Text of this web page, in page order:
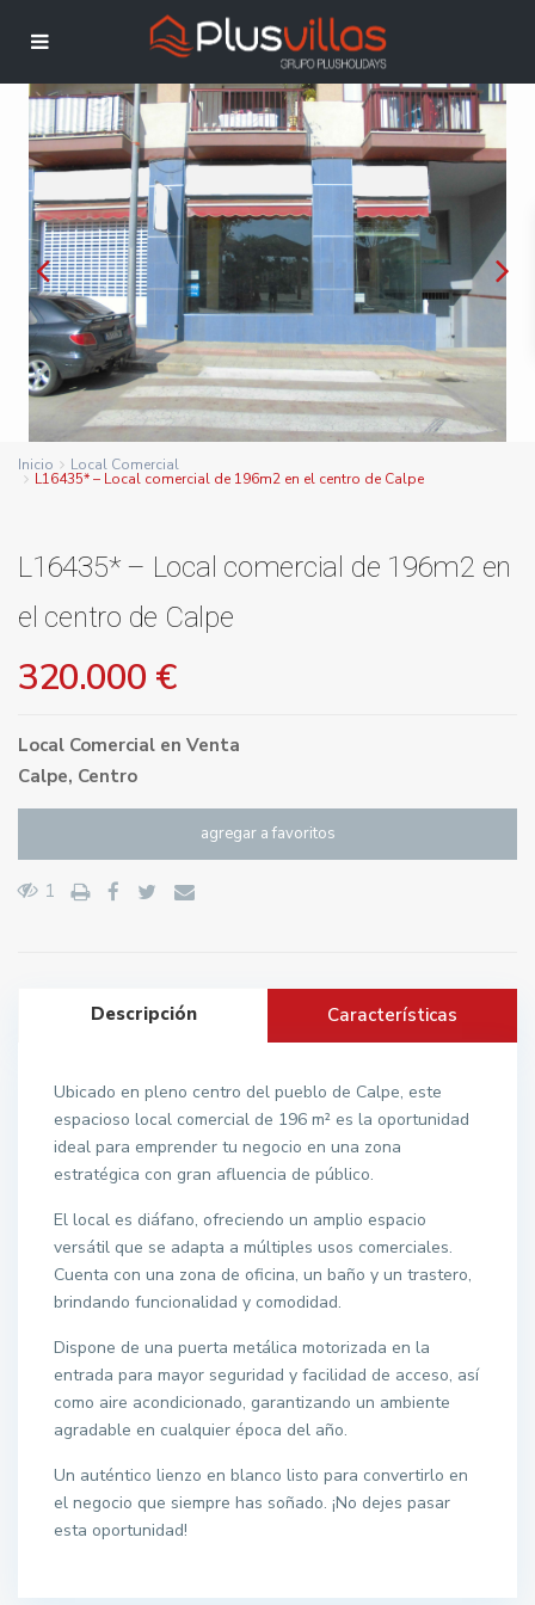
Inicio Local Comercial
L16435* – Local comercial de 196m2 en el centro de Calpe
L16435* – Local comercial de 196m2 en
el centro de Calpe
320.000 €
Local Comercial en Venta
Calpe, Centro
agregar a favoritos
1
Descripción Características
Ubicado en pleno centro del pueblo de Calpe, este
espacioso local comercial de 196 m² es la oportunidad
ideal para emprender tu negocio en una zona
estratégica con gran afluencia de público.
El local es diáfano, ofreciendo un amplio espacio
versátil que se adapta a múltiples usos comerciales.
Cuenta con una zona de oficina, un baño y un trastero,
brindando funcionalidad y comodidad.
Dispone de una puerta metálica motorizada en la
entrada para mayor seguridad y facilidad de acceso, así
como aire acondicionado, garantizando un ambiente
agradable en cualquier época del año.
Un auténtico lienzo en blanco listo para convertirlo en
el negocio que siempre has soñado. ¡No dejes pasar
esta oportunidad!